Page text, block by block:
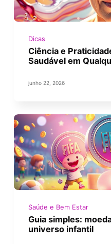
Dicas
Ciência e
Saudável em
junho 22, 2026
Saúde e Bem Estar
Guia simples:
universo infantil